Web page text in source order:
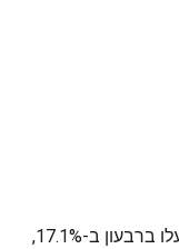
עם זאת, המכירות ביבשות אמריקה המייצגות מעל למחצית מההכנסות של החברה, עלו ברבעון ב-17.1%,